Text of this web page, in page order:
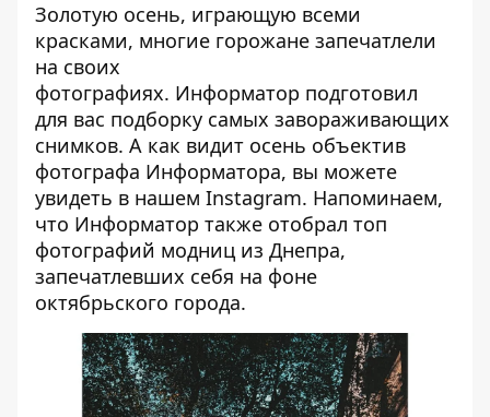
Золотую осень, играющую всеми
красками, многие горожане запечатлели
на своих
фотографиях. Информатор подготовил
для вас подборку самых завораживающих
снимков. А как видит осень объектив
фотографа Информатора, вы можете
увидеть в нашем Instagram. Напоминаем,
что Информатор также отобрал топ
фотографий модниц из Днепра,
запечатлевших себя на фоне
октябрьского города.